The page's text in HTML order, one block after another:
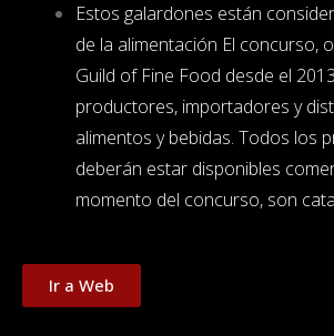
Estos galardones están
de la alimentación El concurso,
Guild of Fine Food desde el
productores, importadores y
alimentos y bebidas. Todos los
deberán estar disponibles
momento del concurso, son
Ir a Web